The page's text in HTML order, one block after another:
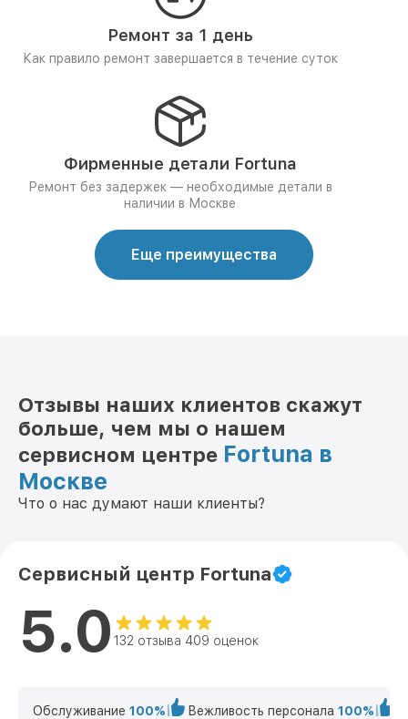
Ремонт за 1 день
Как правило ремонт завершается в течение суток
Фирменные детали Fortuna
Ремонт без задержек — необходимые детали в
наличии в Москве
Еще преимущества
Отзывы наших клиентов скажут
больше, чем мы о нашем
сервисном центре Fortuna в
Москве
Что о нас думают наши клиенты?
Сервисный центр Fortuna
5.0 132 отзыва 409 оценок
Обслуживание 100% Вежливость персонала 100%